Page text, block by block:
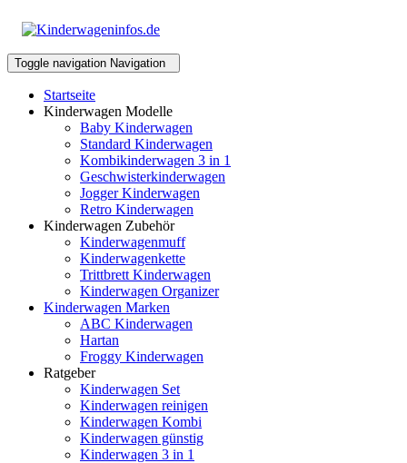
Toggle navigation Navigation
Startseite
Kinderwagen Modelle
Baby Kinderwagen
Standard Kinderwagen
Kombikinderwagen 3 in 1
Geschwisterkinderwagen
Jogger Kinderwagen
Retro Kinderwagen
Kinderwagen Zubehör
Kinderwagenmuff
Kinderwagenkette
Trittbrett Kinderwagen
Kinderwagen Organizer
Kinderwagen Marken
ABC Kinderwagen
Hartan
Froggy Kinderwagen
Ratgeber
Kinderwagen Set
Kinderwagen reinigen
Kinderwagen Kombi
Kinderwagen günstig
Kinderwagen 3 in 1